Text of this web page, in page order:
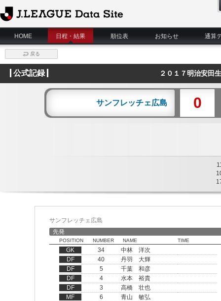
J.League Data Site
HOME
日程・結果 順位表 お知らせ 通算
戻る
公式記録 ２０１７明治安田
サンフレッチェ広島 0
サンフレッチェ広島
先発
POSITION NUMBER NAME TIME
GK 34
中林 洋次
DF
40
丹羽 大輝
DF
5
千葉 和彦
DF
4
水本 裕貴
DF
3
高橋 壮也
MF
6
青山 敏弘